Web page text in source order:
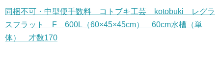
同梱不可・中型便手数料 コトブキ工芸 kotobuki レグラ
スフラット F 600L（60×45×45cm） 60cm水槽（単
体） 才数170